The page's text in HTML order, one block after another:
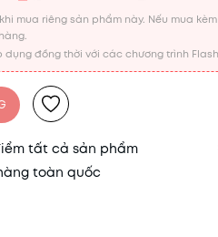
mua riêng sản phẩm này. Nếu mua
dụng đồng thời với các chương trình
tất cả sản phẩm
toàn quốc